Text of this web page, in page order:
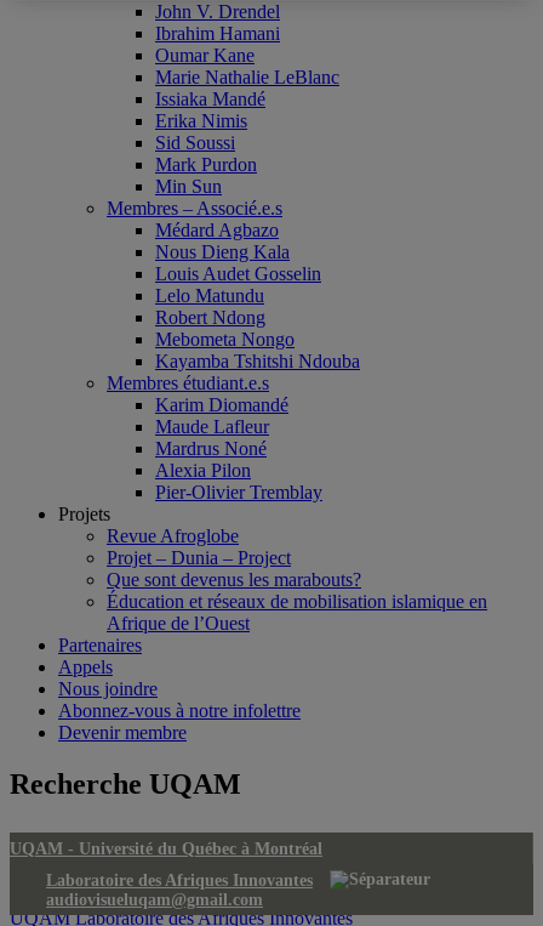
John V. Drendel
Ibrahim Hamani
Oumar Kane
Marie Nathalie LeBlanc
Issiaka Mandé
Erika Nimis
Sid Soussi
Mark Purdon
Min Sun
Membres – Associé.e.s
Médard Agbazo
Nous Dieng Kala
Louis Audet Gosselin
Lelo Matundu
Robert Ndong
Mebometa Nongo
Kayamba Tshitshi Ndouba
Membres étudiant.e.s
Karim Diomandé
Maude Lafleur
Mardrus Noné
Alexia Pilon
Pier-Olivier Tremblay
Projets
Revue Afroglobe
Projet – Dunia – Project
Que sont devenus les marabouts?
Éducation et réseaux de mobilisation islamique en
Afrique de l’Ouest
Partenaires
Appels
Nous joindre
Abonnez-vous à notre infolettre
Devenir membre
Recherche UQAM
UQAM - Université du Québec à Montréal
Laboratoire des Afriques Innovantes
audiovisueluqam@gmail.com
UQAM Laboratoire des Afriques Innovantes